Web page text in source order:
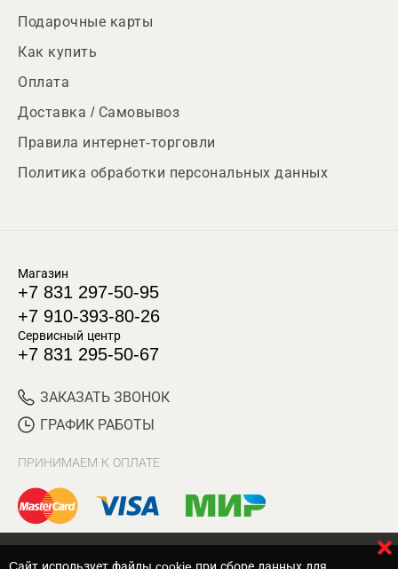
Подарочные карты
Как купить
Оплата
Доставка / Самовывоз
Правила интернет-торговли
Политика обработки персональных данных
Магазин
+7 831 297-50-95
+7 910-393-80-26
Сервисный центр
+7 831 295-50-67
ЗАКАЗАТЬ ЗВОНОК
ГРАФИК РАБОТЫ
ПРИНИМАЕМ К ОПЛАТЕ